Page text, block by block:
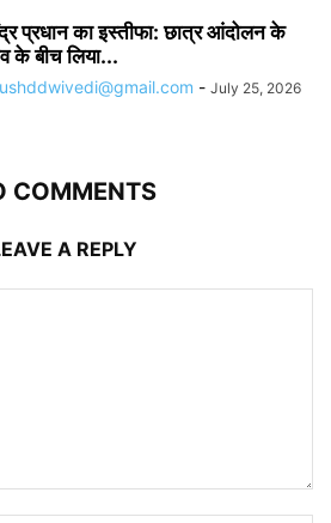
प्रधान का इस्तीफा: छात्र आंदोलन के
के बीच लिया...
- July 25, 2026
COMMENTS
A REPLY